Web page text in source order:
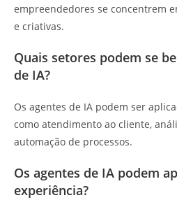
empreendedores se concentrem
e criativas.
Quais setores podem se
de IA?
Os agentes de IA podem ser
como atendimento ao cliente,
automação de processos.
Os agentes de IA podem
experiência?